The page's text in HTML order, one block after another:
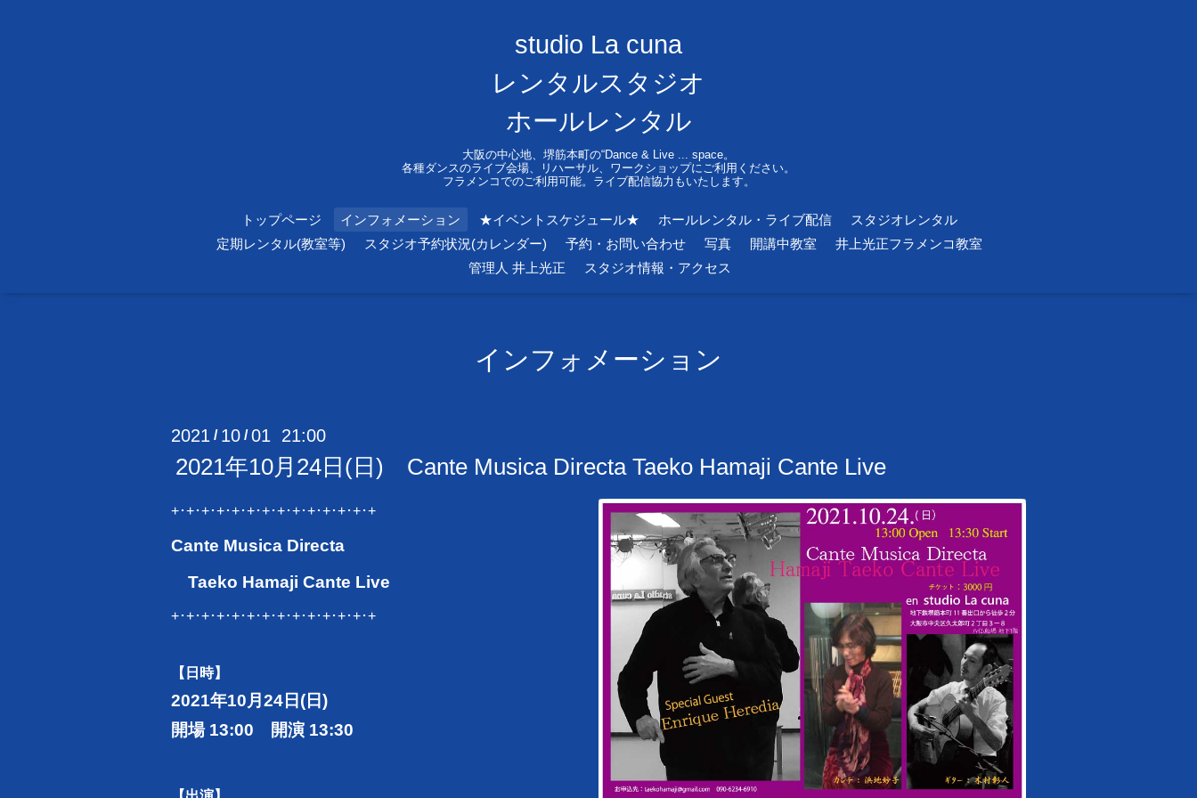
studio La cuna
レンタルスタジオ
ホールレンタル
大阪の中心地、堺筋本町の“Dance & Live ... space。
各種ダンスのライブ会場、リハーサル、ワークショップにご利用ください。
フラメンコでのご利用可能。ライブ配信協力もいたします。
トップページ インフォメーション ★イベントスケジュール★ ホールレンタル・ライブ配信
スタジオレンタル
定期レンタル(教室等)
スタジオ予約状況(カレンダー) 予約・お問い合わせ 写真 開講中教室
井上光正フラメンコ教室
管理人 井上光正
スタジオ情報・アクセス
インフォメーション
2021 / 10 /01 21:00
2021年10月24日(日) Cante Musica Directa Taeko Hamaji Cante Live
+･+･+･+･+･+･+･+･+･+･+･+･+･+
Cante Musica Directa
Taeko Hamaji Cante Live
+･+･+･+･+･+･+･+･+･+･+･+･+･+
【日時】
2021年10月24日(日)
開場 13:00 開演 13:30